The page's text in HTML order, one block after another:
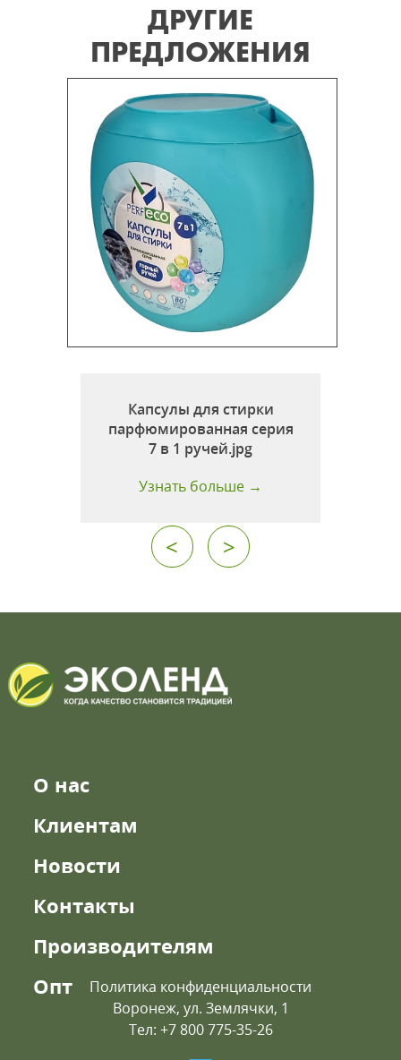
ДРУГИЕ
ПРЕДЛОЖЕНИЯ
Капсулы для стирки
парфюмированная серия
7 в 1 ручей.jpg
Узнать больше →
< >
О нас
Клиентам
Новости
Контакты
Производителям
Опт
Политика конфиденциальности
Воронеж, ул. Землячки, 1
Тел: +7 800 775-35-26